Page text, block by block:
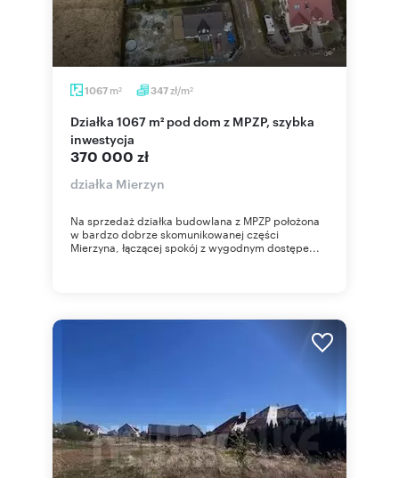
1067 m2 347zł/m2
Działka 1067 m² pod dom z MPZP, szybka
inwestycja
370 000 zł
działka Mierzyn
Na sprzedaż działka budowlana z MPZP położona
w bardzo dobrze skomunikowanej części
Mierzyna, łączącej spokój z wygodnym dostępe...